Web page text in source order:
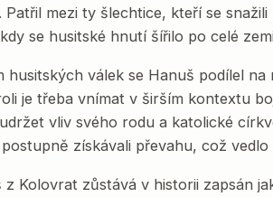
Patřil mezi ty šlechtice, kteří se
se husitské hnutí šířilo po celé
husitských válek se Hanuš podílel
je třeba vnímat v širším kontextu
vliv svého rodu a katolické
získávali převahu, což
z Kolovrat zůstává v historii zapsán